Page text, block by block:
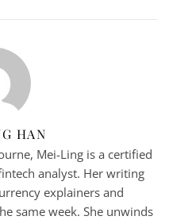
HAN
Mei-Ling is a certified
analyst. Her writing
explainers and
same week. She unwinds